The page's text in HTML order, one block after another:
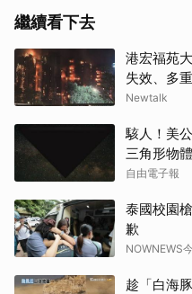
繼續看下去
港宏福苑
失效、多
Newtalk
駭人！美
三角形物
自由電子報
泰國校園
歉
NOWNEWS
趁「白海